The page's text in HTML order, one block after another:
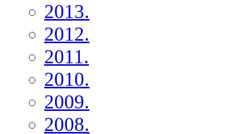
2013.
2012.
2011.
2010.
2009.
2008.